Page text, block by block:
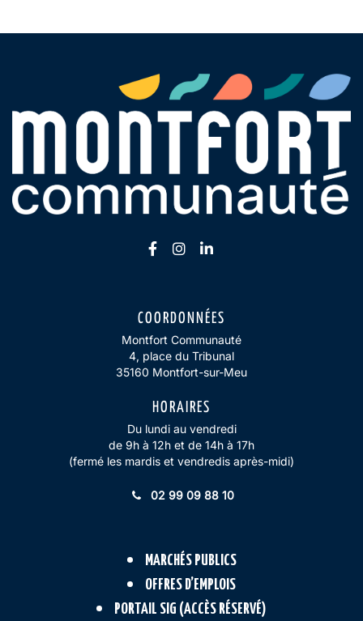
Lien vers le compte Facebook
Lien vers le compte
Lien vers le compte
COORDONNÉES
Montfort Communauté
4, place du Tribunal
35160 Montfort-sur-Meu
HORAIRES
Du lundi au vendredi
de 9h à 12h et de 14h à 17h
(fermé les mardis et vendredis après-midi)
02 99 09 88 10
MARCHÉS PUBLICS
OFFRES D’EMPLOIS
PORTAIL SIG (ACCÈS RÉSERVÉ)